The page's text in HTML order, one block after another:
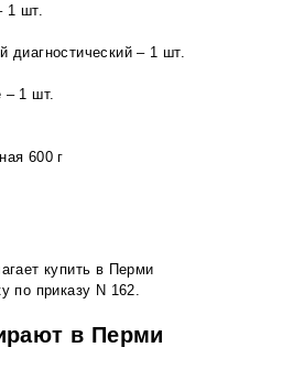
1 шт.
диагностический – 1 шт.
– 1 шт.
600 г
купить в Перми
по приказу N 162.
в Перми